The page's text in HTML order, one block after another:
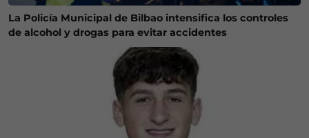
La Policía Municipal de Bilbao intensifica los controles
de alcohol y drogas para evitar accidentes